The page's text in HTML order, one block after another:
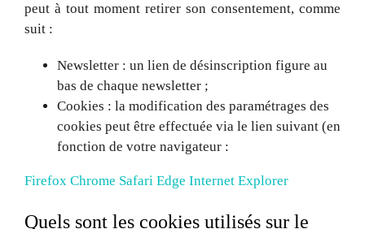
peut à tout moment retirer son consentement, comme
suit :
Newsletter : un lien de désinscription figure au
bas de chaque newsletter ;
Cookies : la modification des paramétrages des
cookies peut être effectuée via le lien suivant (en
fonction de votre navigateur :
Firefox Chrome Safari Edge Internet Explorer
Quels sont les cookies utilisés sur le